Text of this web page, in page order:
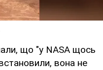
що "у NASA щось
вона не